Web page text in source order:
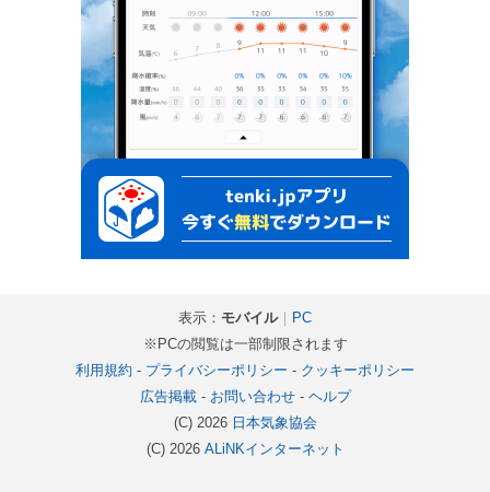
表示： モバイル｜ PC
※PCの閲覧は一部制限されます
利用規約 - プライバシーポリシー - クッキーポリシー
広告掲載- お問い合わせ- ヘルプ
(C) 2026 日本気象協会
(C) 2026 ALiNKインターネット